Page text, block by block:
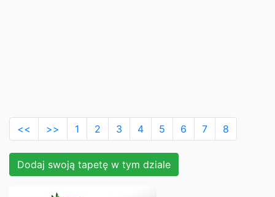
<< >> 1 2 3 4 5 6 7 8
Dodaj swoją tapetę w tym dziale